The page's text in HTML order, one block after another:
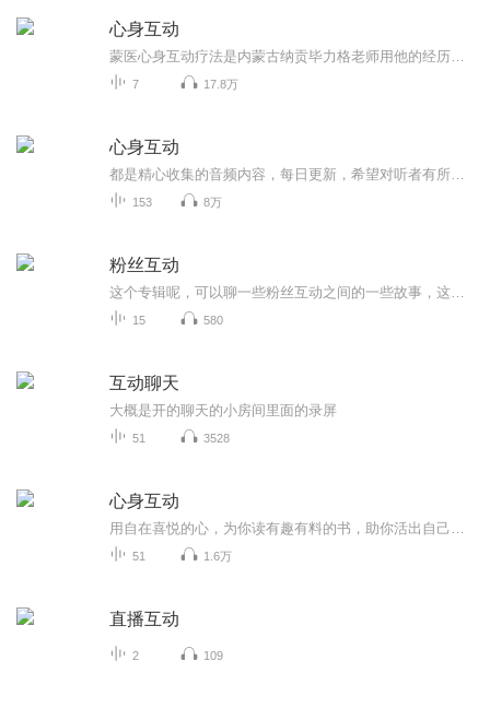
心身互动
7 17.8万
心身互动
153 8万
粉丝互动
15 580
互动聊天
大概是开的聊天的小房间里面的录屏
51 3528
心身互动
51 1.6万
直播互动
2 109